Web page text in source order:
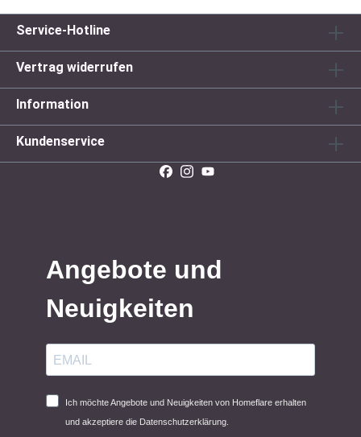
Service-Hotline
Vertrag widerrufen
Information
Kundenservice
Angebote und
Neuigkeiten
Ich möchte Angebote und Neuigkeiten von Homeflare erhalten
und akzeptiere die Datenschutzerklärung.